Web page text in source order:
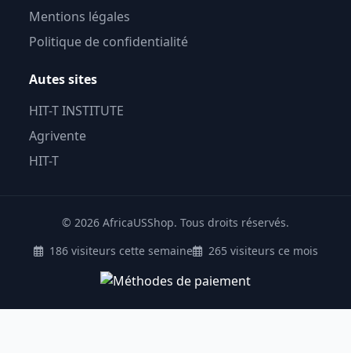
Mentions légales
Politique de confidentialité
Autes sites
HIT-T INSTITUTE
Agrivente
HIT-T
© 2026 AfricaUSShop. Tous droits réservés.
186 visiteurs cette semaine
265 visiteurs ce mois